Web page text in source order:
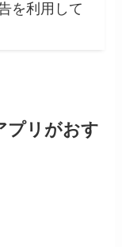
を利用して
プリがおす